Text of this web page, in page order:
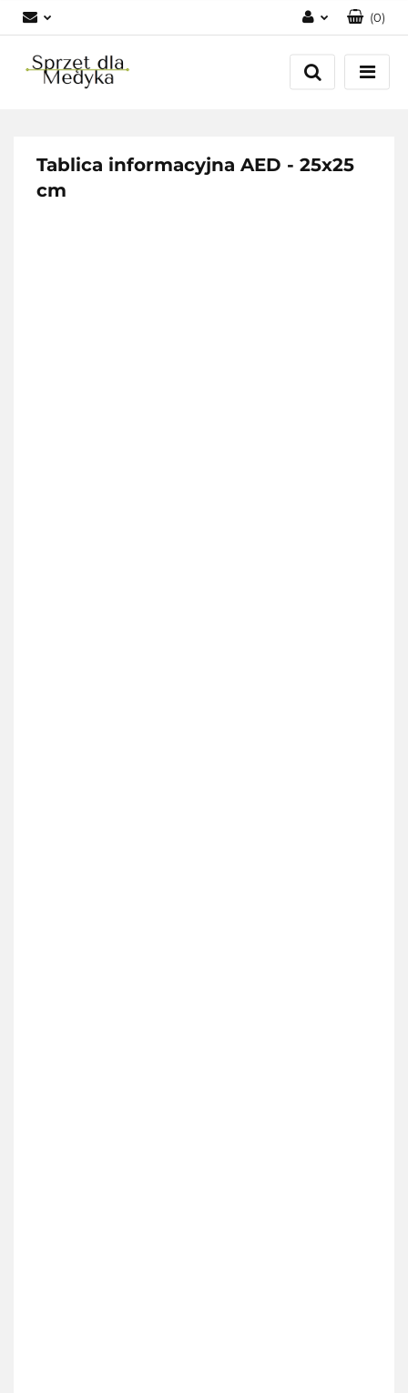
Zaloguj się
Zarejestruj się
(0)
Tablica informacyjna AED - 25x25
cm